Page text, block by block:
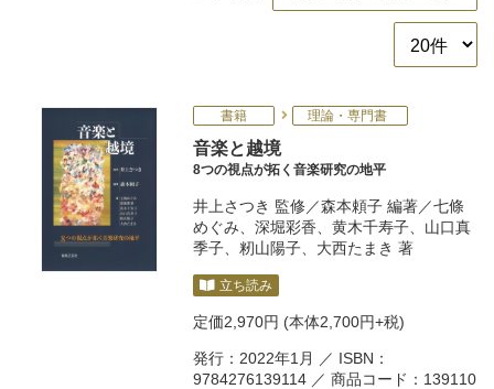
書籍 理論・専門書
音楽と越境
8つの視点が拓く音楽研究の地平
井上さつき 監修／森本頼子 編著／七條
めぐみ
深堀彩香 黄木千寿子
山口真
季子
籾山陽子 大西たまき 著
立ち読み
定価2,970円 (本体2,700円+税)
発行：2022年1月 ／ ISBN：
9784276139114 ／ 商品コード：139110